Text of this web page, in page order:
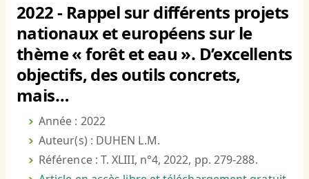
2022 - Rappel sur différents projets
nationaux et européens sur le
thème « forêt et eau ». D’excellents
objectifs, des outils concrets,
mais…
Année : 2022
Auteur(s) : DUHEN L.M.
Référence : T. XLIII, n°4, 2022, pp. 279-288.